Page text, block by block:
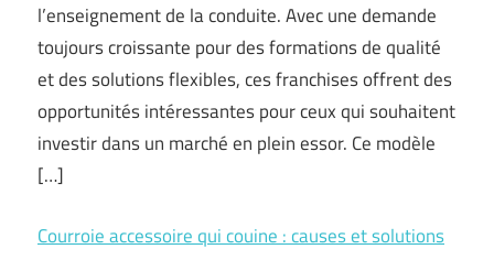
l’enseignement de la conduite. Avec une demande
toujours croissante pour des formations de qualité
et des solutions flexibles, ces franchises offrent des
opportunités intéressantes pour ceux qui souhaitent
investir dans un marché en plein essor. Ce modèle
[…]
Courroie accessoire qui couine : causes et solutions